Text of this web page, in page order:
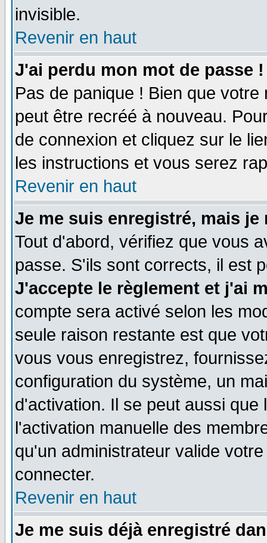
invisible.
Revenir en haut
J'ai perdu mon mot de passe !
Pas de panique ! Bien que
peut être recréé à nouveau.
de connexion et cliquez sur le
les instructions et vous serez
Revenir en haut
Je me suis enregistré, mais
Tout d'abord, vérifiez que vous
passe. S'ils sont corrects, il est
J'accepte le règlement et j'ai
compte sera activé selon les
seule raison restante est que
vous vous enregistrez,
configuration du système, un
d'activation. Il se peut aussi
l'activation manuelle des
qu'un administrateur valide
connecter.
Revenir en haut
Je me suis déjà enregistré